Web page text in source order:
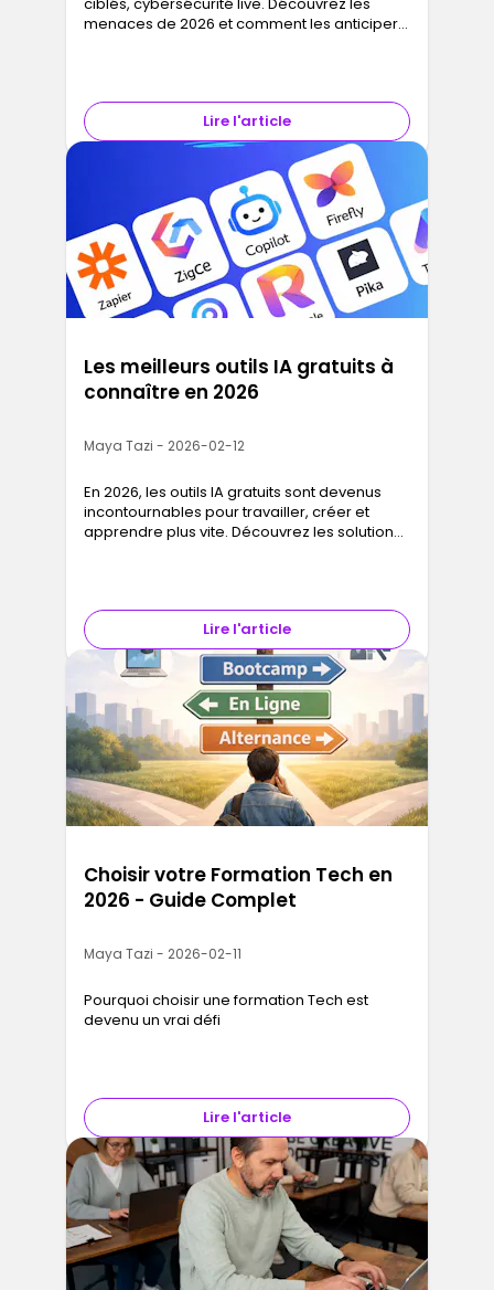
menaces de 2026 et comment les anticiper
Lire l'article
Les meilleurs outils IA gratuits à
connaître en 2026
Maya Tazi - 2026-02-12
En 2026, les outils IA gratuits sont devenus
incontournables pour travailler, créer et
apprendre plus vite. Découvrez les solutions
Lire l'article
Choisir votre Formation Tech en
2026 - Guide Complet
Maya Tazi - 2026-02-11
Pourquoi choisir une formation Tech est
devenu un vrai défi
Lire l'article